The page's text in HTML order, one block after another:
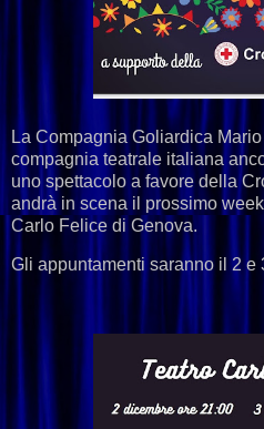
La Compagnia Goliardica
compagnia teatrale italiana
uno spettacolo a favore della
andrà in scena il prossimo
Carlo Felice di Genova.
Gli appuntamenti saranno il 2 e